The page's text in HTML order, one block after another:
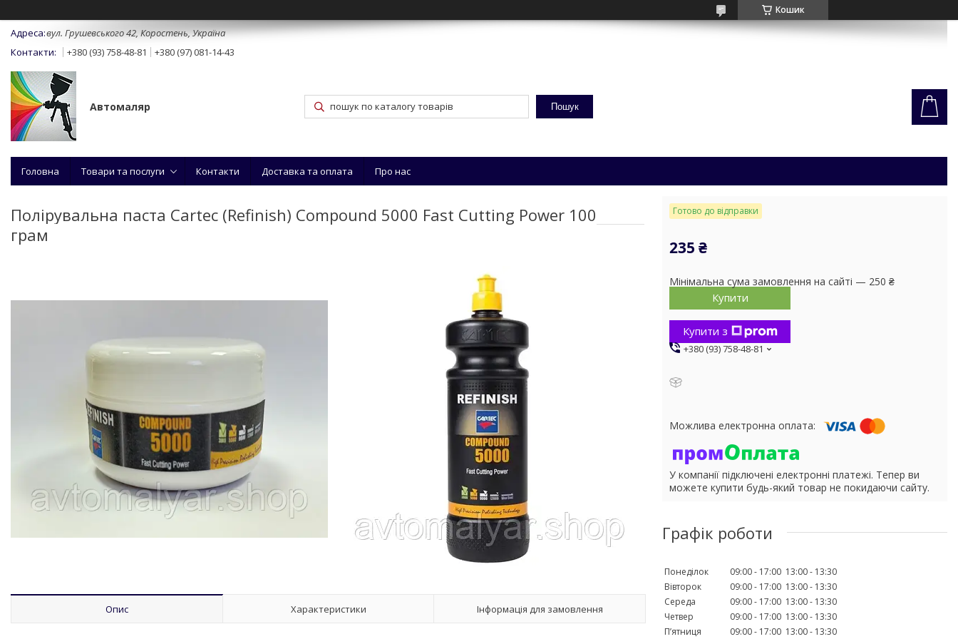
Кошик
вул. Грушевського 42, Коростень, Україна
+380 (93) 758-48-81
+380 (97) 081-14-43
Автомаляр Пошук
Головна Товари та послуги Контакти Доставка та оплата Про нас
Полірувальна паста Cartec (Refinish) Compound 5000 Fast Cutting Power 100
грам
Опис Характеристики Інформація для замовлення
Готово до відправки
235 ₴
Мінімальна сума замовлення на сайті — 250 ₴
Купити
Купити з
+380 (93) 758-48-81
У компанії підключені електронні платежі. Тепер ви
можете купити будь-який товар не покидаючи сайту.
Графік роботи
Понеділок 09:00 17:00 13:00
13:30
Вівторок
09:00 17:00 13:00
13:30
Середа
09:00 17:00 13:00
13:30
Четвер
09:00 17:00 13:00
13:30
Пʼятниця
09:00 17:00 13:00 13:30